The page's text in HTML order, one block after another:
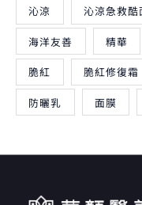
沁涼 沁涼急救酷
海洋友善 精華
脆紅 脆紅修復霜
防曬乳 面膜